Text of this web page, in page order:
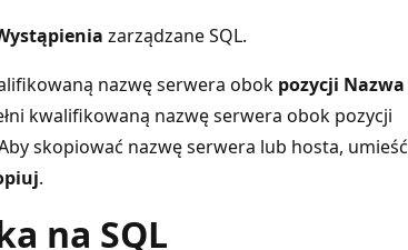
zarządzane SQL.
nazwę serwera obok pozycji Nazwa
kwalifikowaną nazwę serwera obok pozycji
skopiować nazwę serwera lub hosta, umieść
.
na SQL